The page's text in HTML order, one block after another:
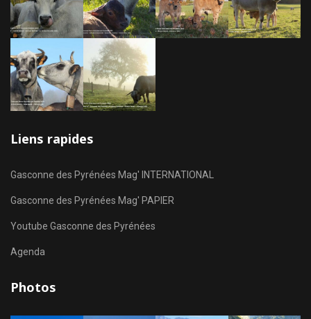
Liens rapides
Gasconne des Pyrénées Mag' INTERNATIONAL
Gasconne des Pyrénées Mag' PAPIER
Youtube Gasconne des Pyrénées
Agenda
Photos